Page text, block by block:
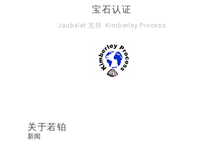
宝石认证
Jaubalet 支持 Kimberley Process
关于若铂
新闻